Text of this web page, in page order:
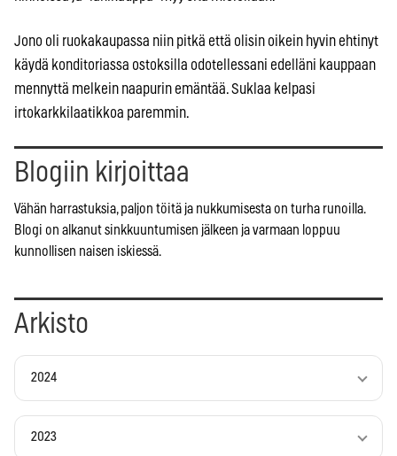
Jono oli ruokakaupassa niin pitkä että olisin oikein hyvin ehtinyt
käydä konditoriassa ostoksilla odotellessani edelläni kauppaan
mennyttä melkein naapurin emäntää. Suklaa kelpasi
irtokarkkilaatikkoa paremmin.
Blogiin kirjoittaa
Vähän harrastuksia, paljon töitä ja nukkumisesta on turha runoilla.
Blogi on alkanut sinkkuuntumisen jälkeen ja varmaan loppuu
kunnollisen naisen iskiessä.
Arkisto
2024
2023